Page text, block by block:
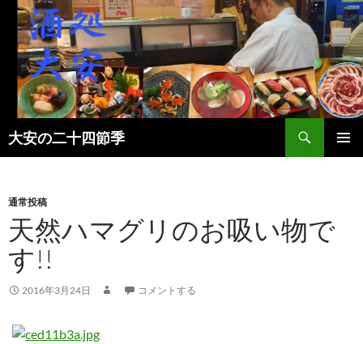
大安の二十四節季
検
索
ン
ツ
へ
ス
キ
ッ
通常投稿
天然ハマグリのお吸い物で
す!!
2016年3月24日 コメントする